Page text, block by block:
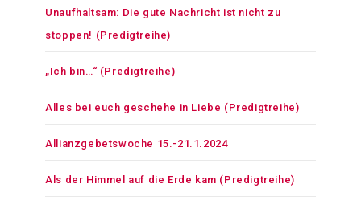
Unaufhaltsam: Die gute Nachricht ist nicht zu
stoppen! (Predigtreihe)
„Ich bin…“ (Predigtreihe)
Alles bei euch geschehe in Liebe (Predigtreihe)
Allianzgebetswoche 15.-21.1.2024
Als der Himmel auf die Erde kam (Predigtreihe)